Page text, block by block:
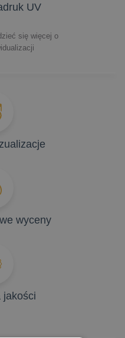
UV
się więcej o
wyceny
jakości